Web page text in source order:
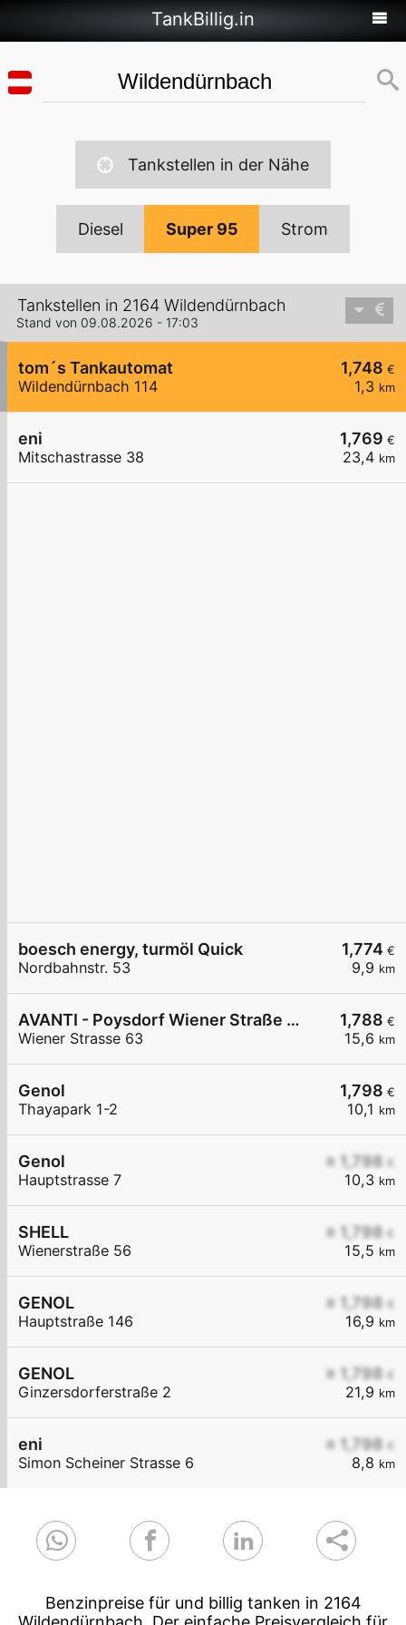
TankBillig.in
Tankstellen in der Nähe
Diesel Super 95 Strom
Tankstellen in 2164 Wildendürnbach
Stand von 09.08.2026 - 17:03
1,748 €
1,3 km
tom´s Tankautomat
Wildendürnbach 114
1,769 €
23,4 km
eni
Mitschastrasse 38
1,774 €
9,9 km
boesch energy, turmöl Quick
Nordbahnstr. 53
1,788 €
15,6 km
AVANTI - Poysdorf Wiener Straße 63
Wiener Strasse 63
1,798 €
10,1 km
Genol
Thayapark 1-2
≥ 1,798 €
10,3 km
Genol
Hauptstrasse 7
≥ 1,798 €
15,5 km
SHELL
Wienerstraße 56
≥ 1,798 €
16,9 km
GENOL
Hauptstraße 146
≥ 1,798 €
21,9 km
GENOL
Ginzersdorferstraße 2
≥ 1,798 €
8,8 km
eni
Simon Scheiner Strasse 6
Benzinpreise für und billig tanken in 2164